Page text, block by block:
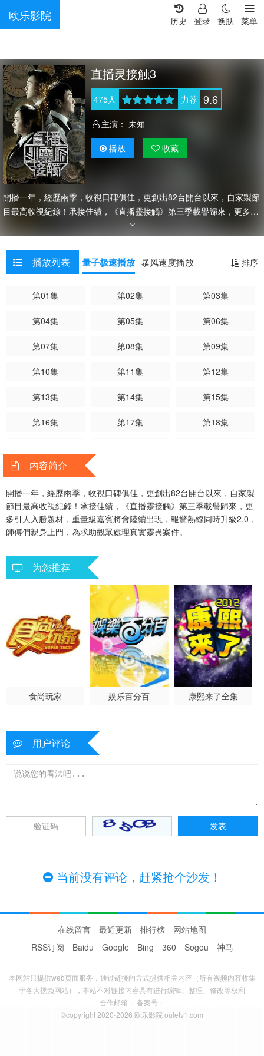
欧乐影院 菜单
换肤
登录
历史
直播灵接触3
475人 力荐 9.6
主演： 未知
播放 收藏
開播一年，經歷兩季，收視口碑俱佳，更創出82台開台以來，自家製節
目最高收視紀錄！承接佳績，《直播靈接觸》第三季載譽歸來，更多引
人入勝題材，重量級嘉賓將會陸續出現，報驚熱線同時升級2.0，師傅
們親身上門，為求助觀眾處理真實靈異案件。
播放列表 排序
量子极速播放 暴风速度播放
第01集 第02集 第03集
第04集 第05集 第06集
第07集 第08集 第09集
第10集 第11集 第12集
第13集 第14集 第15集
第16集 第17集 第18集
第22集
第25集 第26集 第27集
第28集 第29集 第30集
内容简介
開播一年，經歷兩季，收視口碑俱佳，更創出82台開台以來，自家製
節目最高收視紀錄！承接佳績，《直播靈接觸》第三季載譽歸來，更
多引人入勝題材，重量級嘉賓將會陸續出現，報驚熱線同時升級2.0，
師傅們親身上門，為求助觀眾處理真實靈異案件。
为您推荐
食尚玩家 娱乐百分百 康熙来了全集
用户评论
当前没有评论，赶紧抢个沙发！
在线留言 最近更新 排行榜
网站地图
RSS订阅
Baidu Google Bing 360 Sogou 神马
本网站只提供web页面服务，通过链接的方式提供相关内容（所有视频内容收集
于各大视频网站），本站不对链接内容具有进行编辑、整理、修改等权利
合作邮箱： 备案号：
©copyright 2020-2026 欧乐影院 ouletv1.com